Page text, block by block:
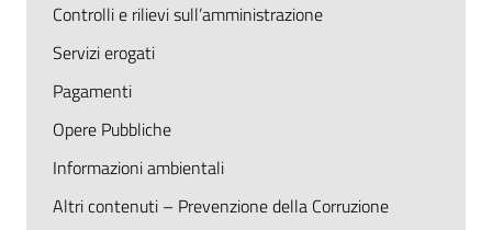
Controlli e rilievi sull’amministrazione
Servizi erogati
Pagamenti
Opere Pubbliche
Informazioni ambientali
Altri contenuti – Prevenzione della Corruzione